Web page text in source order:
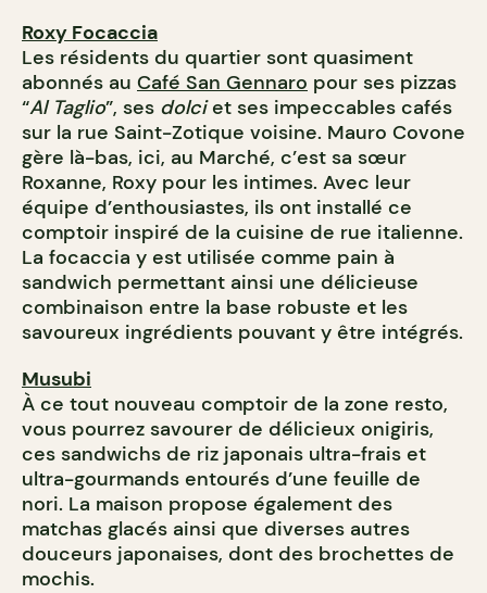
Roxy Focaccia
Les résidents du quartier sont quasiment
abonnés au Café San Gennaro pour ses pizzas
“Al Taglio”, ses dolciet ses impeccables cafés
sur la rue Saint-Zotique voisine. Mauro Covone
gère là-bas, ici, au Marché, c’est sa sœur
Roxanne, Roxy pour les intimes. Avec leur
équipe d’enthousiastes, ils ont installé ce
comptoir inspiré de la cuisine de rue italienne.
La focaccia y est utilisée comme pain à
sandwich permettant ainsi une délicieuse
combinaison entre la base robuste et les
savoureux ingrédients pouvant y être intégrés.
Musubi
À ce tout nouveau comptoir de la zone resto,
vous pourrez savourer de délicieux onigiris,
ces sandwichs de riz japonais ultra-frais et
ultra-gourmands entourés d’une feuille de
nori. La maison propose également des
matchas glacés ainsi que diverses autres
douceurs japonaises, dont des brochettes de
mochis.